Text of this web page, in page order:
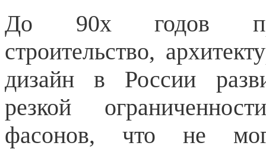
До 90х годов
строительство,
дизайн в России
резкой
фасонов, что не